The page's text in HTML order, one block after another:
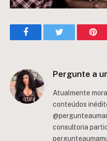
FacebookTwitter
Pergunte a
Atualmente
conteúdos
consultoria